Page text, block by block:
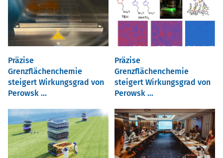
Präzise
Grenzflächenchemie
steigert Wirkungsgrad von
Perowsk ...
Präzise
Grenzflächenchemie
steigert Wirkungsgrad von
Perowsk ...